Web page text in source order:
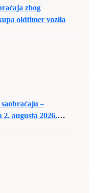
zbog
oldtimer vozila
–
augusta 2026.